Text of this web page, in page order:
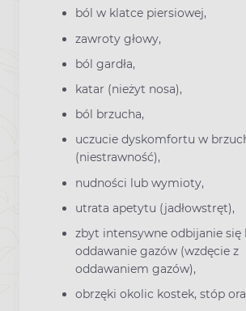
ból w klatce piersiowej,
zawroty głowy,
ból gardła,
katar (nieżyt nosa),
ból brzucha,
uczucie dyskomfortu w
(niestrawność),
nudności lub wymioty,
utrata apetytu (jadłowstręt),
zbyt intensywne odbijanie się
oddawanie gazów (wzdęcie z
oddawaniem gazów),
obrzęki okolic kostek, stóp